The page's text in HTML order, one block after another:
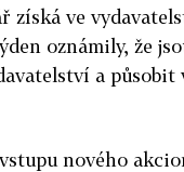
získá ve
oznámily, že
a
nového